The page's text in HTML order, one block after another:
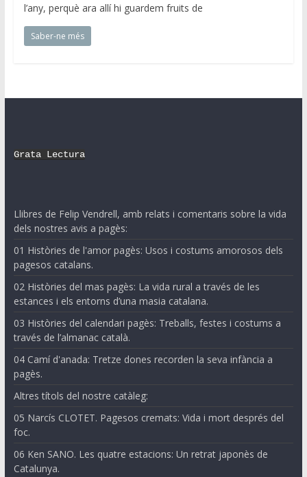
l’any, perquè ara allí hi guardem fruits de
Saber-ne més
Grata Lectura
Llibres de Felip Vendrell, amb relats i comentaris sobre la vida
dels nostres avis a pagès:
01 Històries de l'amor pagès: Usos i costums amorosos dels
pagesos catalans.
02 Històries del mas pagès: La vida rural a través de les
estances i els entorns d’una masia catalana.
03 Històries del calendari pagès: Treballs, festes i costums a
través de l’almanac català.
04 Camí d'anada: Tretze dones recorden la seva infància a
pagès.
Altres títols del nostre catàleg:
05 Narcís CLOTET. Pagesos cremats: Vida i mort després del
foc.
06 Ken SANO. Les quatre estacions: Un retrat japonès de
Catalunya.